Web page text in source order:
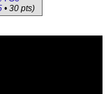
• 30 pts)